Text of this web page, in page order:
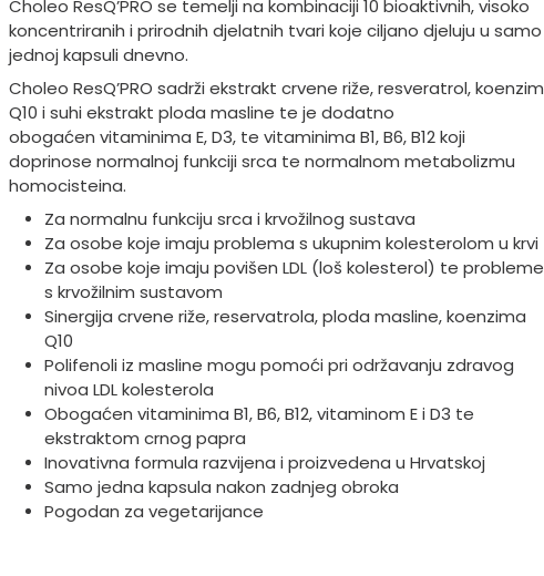
Choleo ResQ’PRO se temelji na kombinaciji 10 bioaktivnih, visoko
koncentriranih i prirodnih djelatnih tvari koje ciljano djeluju u samo
jednoj kapsuli dnevno.
Choleo ResQ’PRO sadrži ekstrakt crvene riže, resveratrol, koenzim
Q10 i suhi ekstrakt ploda masline te je dodatno
obogaćen vitaminima E, D3, te vitaminima B1, B6, B12 koji
doprinose normalnoj funkciji srca te normalnom metabolizmu
homocisteina.
Za normalnu funkciju srca i krvožilnog sustava
Za osobe koje imaju problema s ukupnim kolesterolom u krvi
Za osobe koje imaju povišen LDL (loš kolesterol) te probleme
s krvožilnim sustavom
Sinergija crvene riže, reservatrola, ploda masline, koenzima
Q10
Polifenoli iz masline mogu pomoći pri održavanju zdravog
nivoa LDL kolesterola
Obogaćen vitaminima B1, B6, B12, vitaminom E i D3 te
ekstraktom crnog papra
Inovativna formula razvijena i proizvedena u Hrvatskoj
Samo jedna kapsula nakon zadnjeg obroka
Pogodan za vegetarijance